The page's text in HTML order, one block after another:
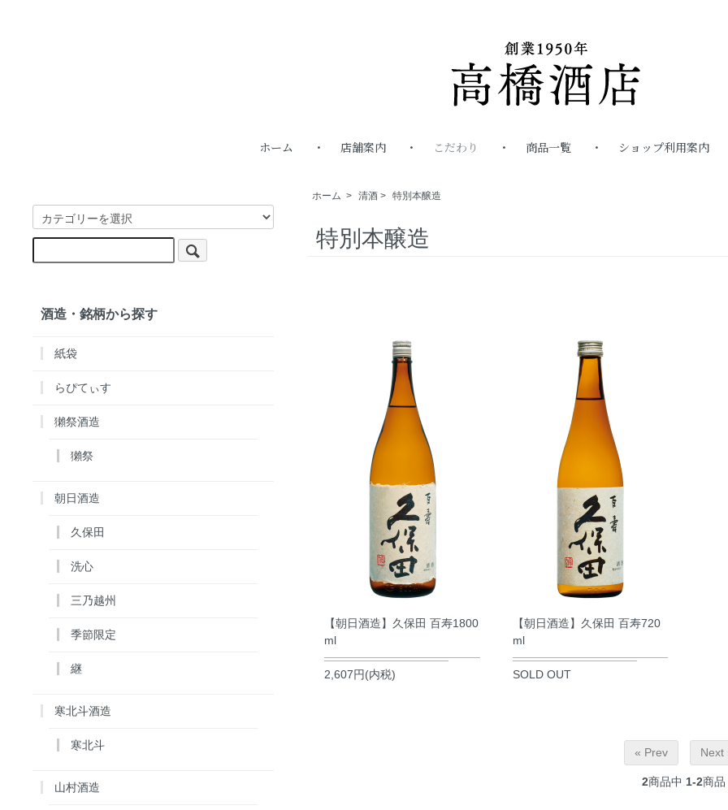
ホーム 店舗案内 こだわり 商品一覧 ショップ利用案内
ホーム > 清酒 > 特別本醸造
特別本醸造
【朝日酒造】久保田 百寿1800
ml
2,607円(内税)
【朝日酒造】久保田 百寿720
ml
SOLD OUT
« Prev Next
2商品中 1-2商品
酒造・銘柄から探す
紙袋
らぴてぃす
獺祭酒造
獺祭
朝日酒造
久保田
洗心
三乃越州
季節限定
継
寒北斗酒造
寒北斗
山村酒造